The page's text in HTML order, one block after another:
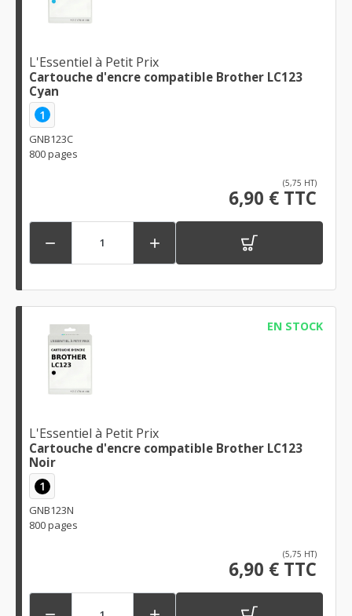
L'Essentiel à Petit Prix
Cartouche d'encre compatible Brother LC123
Cyan
1
GNB123C
800 pages
(5,75 HT)
6,90 € TTC
 
EN STOCK
L'Essentiel à Petit Prix
Cartouche d'encre compatible Brother LC123
Noir
1
GNB123N
800 pages
(5,75 HT)
6,90 € TTC